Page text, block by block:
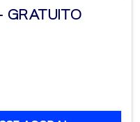
GRATUITO